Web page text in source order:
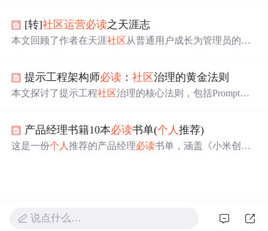
注意点，如区分互联网与非互联网公司、不同行业要求差
异等，最后分析了该岗位发展前景。
[转]社区运营必读之天涯志
本文回顾了作者在天涯社区从普通用户成长为管理员的经
提示工程架构师必读 ：社区治理的黄金法则
本文探讨了提示工程社区治理的核心法则，包括Prompt的
辅助治理等内容。通过理论推导与实践案例相结合，为提
示工程架构师提供了从社区治理到生态共生的完整方法
产品经理书籍10本必读书单(个人推荐)
这是一份个人推荐的产品经理必读书单，涵盖《小米创业
说点什么…